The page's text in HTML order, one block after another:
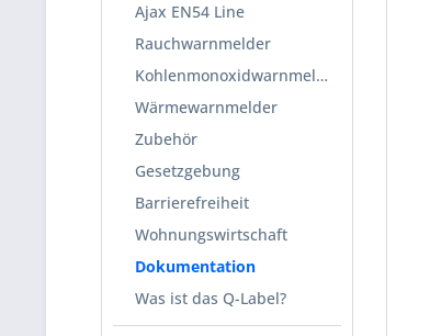
Ajax EN54 Line
Rauchwarnmelder
Kohlenmonoxidwarnmelder
Wärmewarnmelder
Zubehör
Gesetzgebung
Barrierefreiheit
Wohnungswirtschaft
Dokumentation
Was ist das Q-Label?